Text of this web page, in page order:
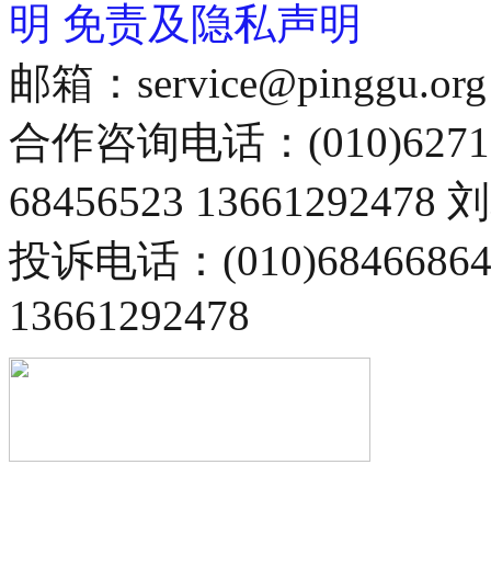
明 免责及隐私声明
邮箱：service@pinggu.org
合作咨询电话：
68456523 13661292478
投诉电话：
13661292478